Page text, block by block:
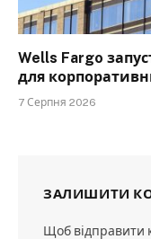
Wells Fargo
для
7 Серпня 2026
ЗАЛИШИТИ
Щоб відправити